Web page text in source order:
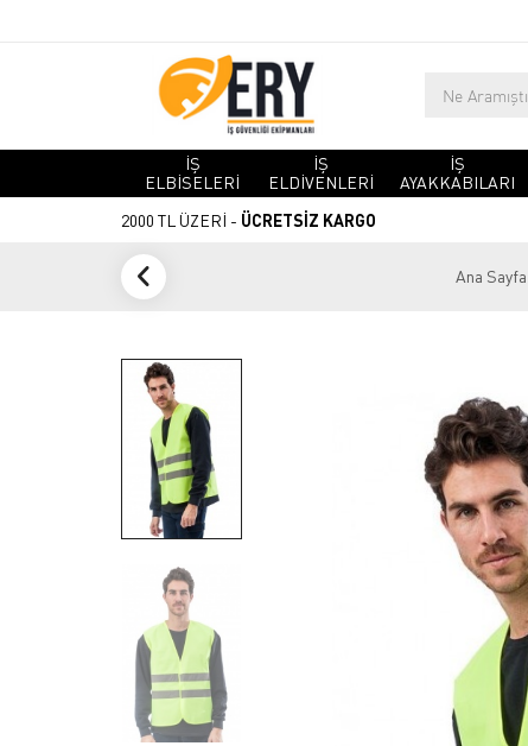
İŞ
ELBİSELERİ
İŞ
ELDİVENLERİ
İŞ
AYAKKABILARI
2000 TL ÜZERİ - ÜCRETSİZ KARGO
Ana Sayfa